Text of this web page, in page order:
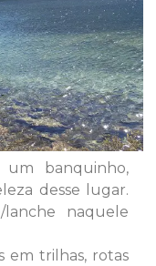
um banquinho,
desse lugar.
naquele
em trilhas, rotas